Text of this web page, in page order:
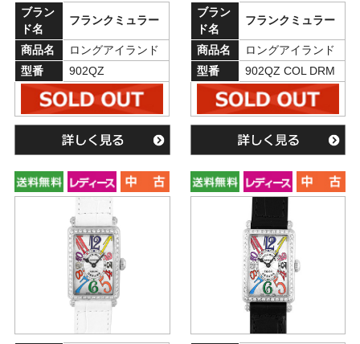
ブラン
ド名
フランクミュラー
商品名
ロングアイランド
型番
902QZ
ブラン
ド名
フランクミュラー
商品名
ロングアイランド
型番
902QZ COL DRM